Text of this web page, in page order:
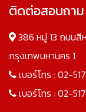
ติดต่อสอบถาม
386 หมู่ 13 ถนนสี
กรุงเทพมหานคร 1
เบอร์โทร : 02-
เบอร์โทร : 02-